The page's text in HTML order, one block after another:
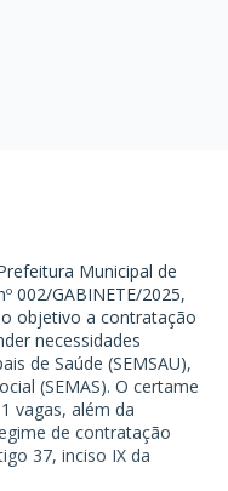
Municipal de
002/GABINETE/2025,
objetivo a contratação
necessidades
de Saúde (SEMSAU),
(SEMAS). O certame
vagas, além da
de contratação
37, inciso IX da